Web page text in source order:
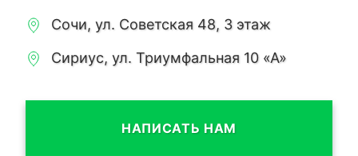
Сочи, ул. Советская 48, 3 этаж
Сириус, ул. Триумфальная 10 «А»
НАПИСАТЬ НАМ